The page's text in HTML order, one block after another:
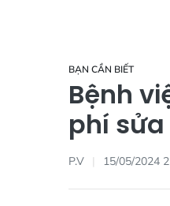
BẠN CẦN BIẾT
Bệnh
phí
P.V 15/05/2024